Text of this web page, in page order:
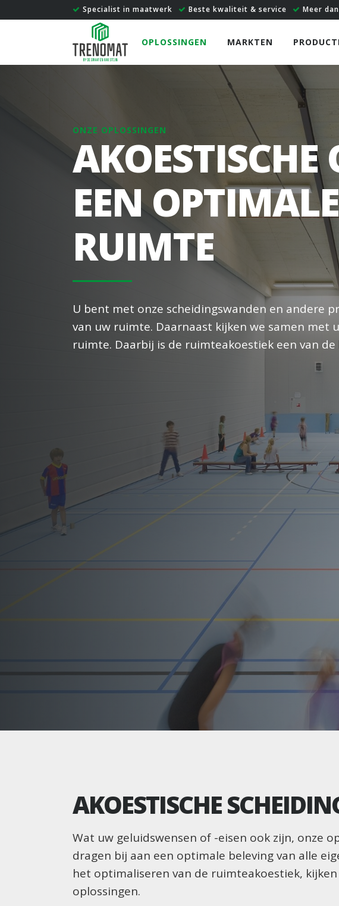
Specialist in maatwerk Beste kwaliteit & service Meer
OPLOSSINGEN MARKTEN
ONZE OPLOSSINGEN
EEN
RUIMTE
U bent met onze scheidingswanden en andere
van uw ruimte. Daarnaast kijken we samen met
ruimte. Daarbij is de ruimteakoestiek een van
AKOESTISCHE
Wat uw geluidswensen of -eisen ook zijn, onze
dragen bij aan een optimale beleving van alle
het optimaliseren van de ruimteakoestiek,
oplossingen.